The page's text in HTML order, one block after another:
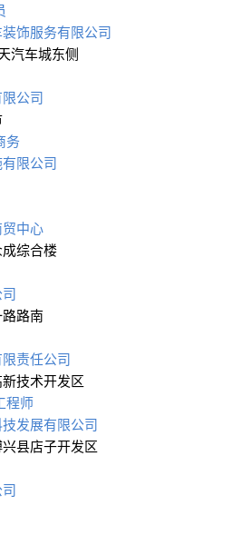
饰服务有限公司
汽车城东侧
公司
务
限公司
中心
综合楼
路南
责任公司
技术开发区
程师
发展有限公司
县店子开发区